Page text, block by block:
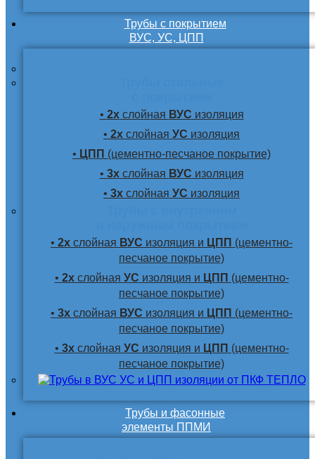
Трубы с покрытием
ВУС, УС, ЦПП
• 2хслойная ВУС изоляция
• 2х слойная УС изоляция
• ЦПП (цементно-песчаное покрытие)
• 3хслойная ВУС изоляция
• 3х слойная УС изоляция
• 2х слойная ВУС изоляция и ЦПП (цементно-
песчаное покрытие)
• 2хслойная УС изоляция и ЦПП (цементно-
песчаное покрытие)
• 3х слойная ВУС изоляция и ЦПП (цементно-
песчаное покрытие)
• 3хслойная УС изоляция и ЦПП (цементно-
песчаное покрытие)
Трубы и фасонные
элементы ППМИ